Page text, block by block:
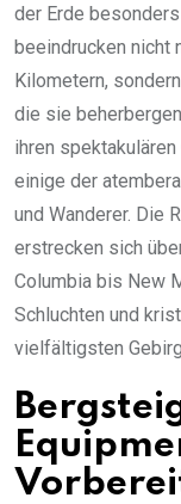
der Erde
beeindrucken nicht
Kilometern,
die sie
ihren
einige der
und Wanderer. Die
erstrecken sich
Columbia bis New
Schluchten und
vielfältigsten